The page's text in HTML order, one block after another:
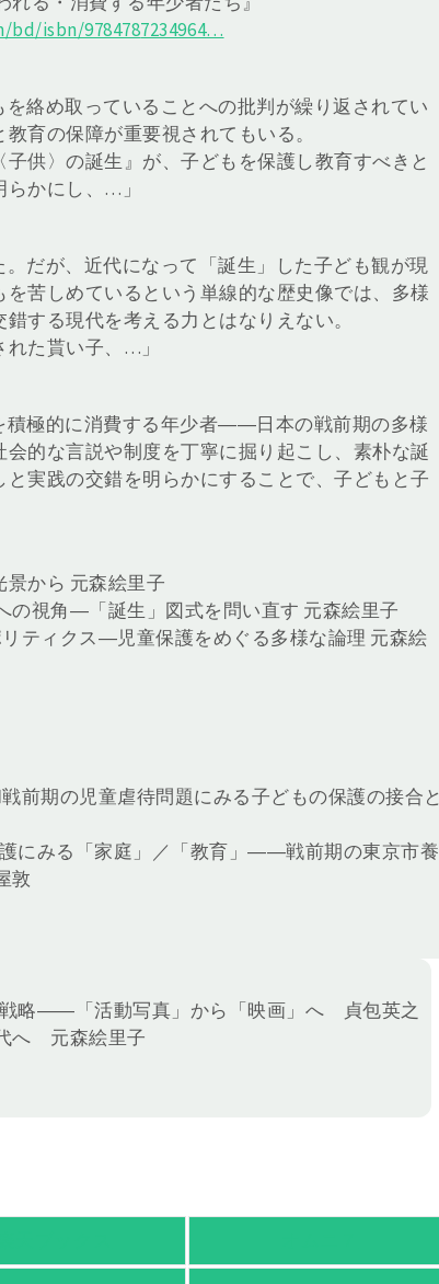
bd/isbn/9784787234964…
絡め取っていることへの批判が繰り返されてい
育の保障が重要視されてもいる。
供〉の誕生』が、子どもを保護し教育すべきと
かにし、…」
だが、近代になって「誕生」した子ども観が現
苦しめているという単線的な歴史像では、多様
する現代を考える力とはなりえない。
た貰い子、…」
積極的に消費する年少者――日本の戦前期の多様
的な言説や制度を丁寧に掘り起こし、素朴な誕
実践の交錯を明らかにすることで、子どもと子
から 元森絵里子
の視角―「誕生」図式を問い直す 元森絵里子
ティクス―児童保護をめぐる多様な論理 元森絵
前期の児童虐待問題にみる子どもの保護の接合と
にみる「家庭」／「教育」――戦前期の東京市養
敦
略――「活動写真」から「映画」へ 貞包英之
へ 元森絵里子